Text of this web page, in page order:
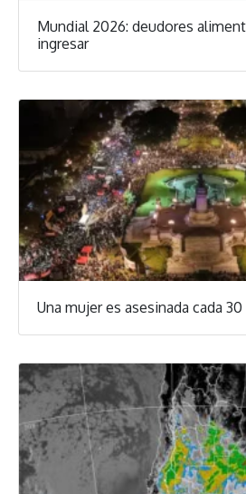
Mundial 2026: deudores
ingresar
Una mujer es asesinada cada